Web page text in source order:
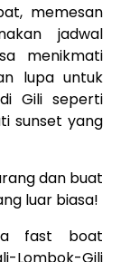
memesan
jadwal
menikmati
lupa untuk
Gili seperti
sunset yang
dan buat
luar biasa!
fast boat
Lombok-Gili